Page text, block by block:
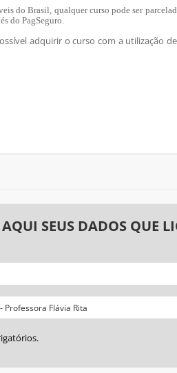
do Brasil, qualquer curso pode ser
do PagSeguro.
adquirir o curso com a utilização
SEUS DADOS QUE